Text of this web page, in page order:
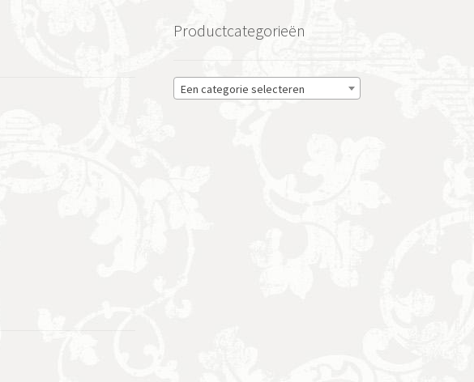
Productcategorieën
Een categorie selecteren